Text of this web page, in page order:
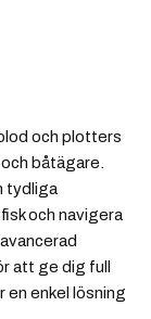
och plotters
båtägare.
tydliga
och navigera
att ge dig full
en enkel lösning